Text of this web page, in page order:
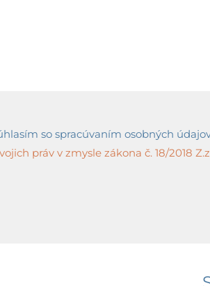
so spracúvaním osobných
práv v zmysle zákona č. 18/2018